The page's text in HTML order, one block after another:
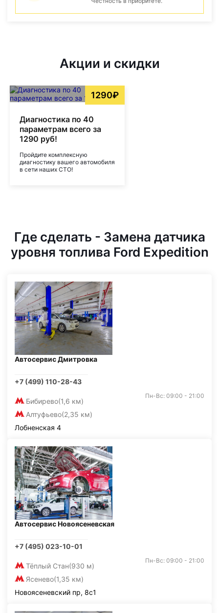
Акции и скидки
1290₽
Диагностика по 40
параметрам всего за
1290 руб!
Пройдите комплексную
диагностику вашего автомобиля
в сети наших СТО!
Где сделать - Замена датчика
уровня топлива Ford Expedition
Автосервис Дмитровка
+7 (499) 110-28-43
Бибирево(1,6 км)
Алтуфьево(2,35 км)
Пн-Вс: 09:00 - 21:00
Лобненская 4
Автосервис Новоясеневская
+7 (495) 023-10-01
Тёплый Стан(930 м)
Ясенево(1,35 км)
Пн-Вс: 09:00 - 21:00
Новоясеневский пр, 8с1